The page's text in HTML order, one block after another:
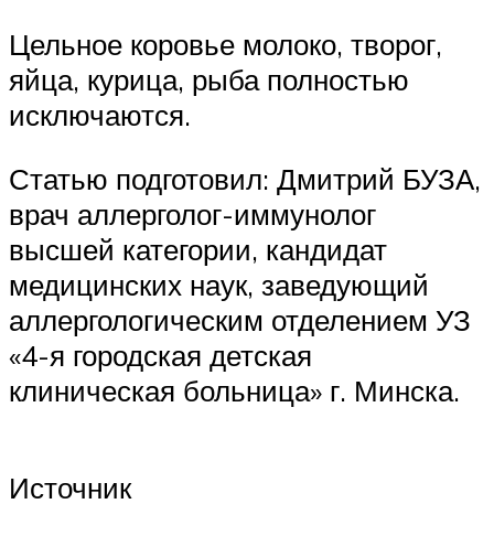
Цельное коровье молоко, творог,
яйца, курица, рыба полностью
исключаются.
Статью подготовил: Дмитрий БУЗА,
врач аллерголог-иммунолог
высшей категории, кандидат
медицинских наук, заведующий
аллергологическим отделением УЗ
«4-я городская детская
клиническая больница» г. Минска.
Источник